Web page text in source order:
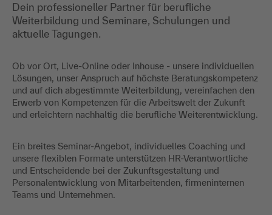
Dein professioneller Partner für berufliche
Weiterbildung und Seminare, Schulungen und
aktuelle Tagungen.
Ob vor Ort, Live-Online oder Inhouse - unsere individuellen
Lösungen, unser Anspruch auf höchste Beratungskompetenz
und auf dich abgestimmte Weiterbildung, vereinfachen den
Erwerb von Kompetenzen für die Arbeitswelt der Zukunft
und erleichtern nachhaltig die berufliche Weiterentwicklung.
Ein breites Seminar-Angebot, individuelles Coaching und
unsere flexiblen Formate unterstützen HR-Verantwortliche
und Entscheidende bei der Zukunftsgestaltung und
Personalentwicklung von Mitarbeitenden, firmeninternen
Teams und Unternehmen.